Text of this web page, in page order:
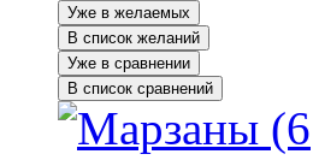
Уже в желаемых
В список желаний
Уже в сравнении
В список сравнений